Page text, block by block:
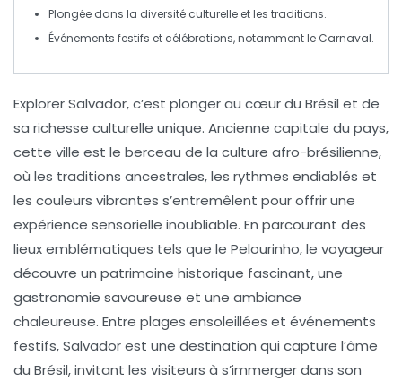
Plongée dans la diversité culturelle et les traditions.
Événements festifs et célébrations, notamment le Carnaval.
Explorer Salvador, c’est plonger au cœur du Brésil et de
sa richesse culturelle unique. Ancienne capitale du pays,
cette ville est le berceau de la culture afro-brésilienne,
où les traditions ancestrales, les rythmes endiablés et
les couleurs vibrantes s’entremêlent pour offrir une
expérience sensorielle inoubliable. En parcourant des
lieux emblématiques tels que le Pelourinho, le voyageur
découvre un patrimoine historique fascinant, une
gastronomie savoureuse et une ambiance
chaleureuse. Entre plages ensoleillées et événements
festifs, Salvador est une destination qui capture l’âme
du Brésil, invitant les visiteurs à s’immerger dans son